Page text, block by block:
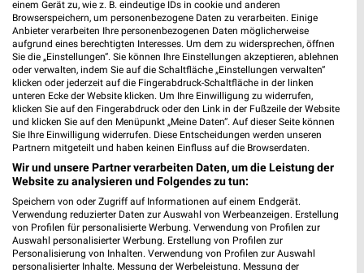
SOMMER & SONNE
einem Gerät zu, wie z. B. eindeutige IDs in cookie und anderen
Browserspeichern, um personenbezogene Daten zu verarbeiten. Einige
Anbieter verarbeiten Ihre personenbezogenen Daten möglicherweise
aufgrund eines berechtigten Interesses. Um dem zu widersprechen, öffnen
Sie die „Einstellungen“. Sie können Ihre Einstellungen akzeptieren, ablehnen
oder verwalten, indem Sie auf die Schaltfläche „Einstellungen verwalten“
klicken oder jederzeit auf die Fingerabdruck-Schaltfläche in der linken
unteren Ecke der Website klicken. Um Ihre Einwilligung zu widerrufen,
klicken Sie auf den Fingerabdruck oder den Link in der Fußzeile der Website
und klicken Sie auf den Menüpunkt „Meine Daten“. Auf dieser Seite können
Sie Ihre Einwilligung widerrufen. Diese Entscheidungen werden unseren
Partnern mitgeteilt und haben keinen Einfluss auf die Browserdaten.
Wir und unsere Partner verarbeiten Daten, um die Leistung der
Website zu analysieren und Folgendes zu tun:
Speichern von oder Zugriff auf Informationen auf einem Endgerät.
Verwendung reduzierter Daten zur Auswahl von Werbeanzeigen. Erstellung
von Profilen für personalisierte Werbung. Verwendung von Profilen zur
Auswahl personalisierter Werbung. Erstellung von Profilen zur
Personalisierung von Inhalten. Verwendung von Profilen zur Auswahl
personalisierter Inhalte. Messung der Werbeleistung. Messung der